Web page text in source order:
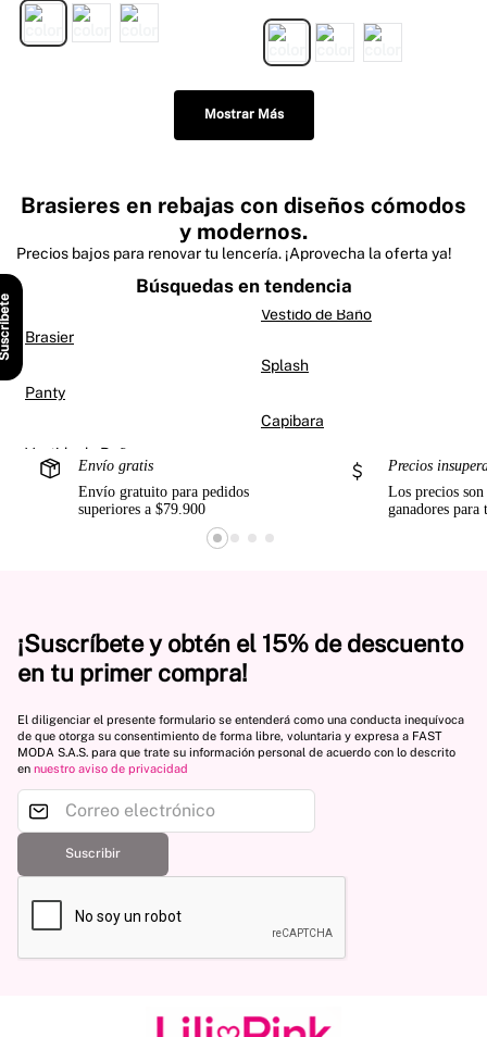
Mostrar Más
Brasieres en rebajas con diseños cómodos
y modernos.
Precios bajos para renovar tu lencería. ¡Aprovecha la oferta ya!
Búsquedas en tendencia
Brasier
Panty
Vestido de Baño
Splash
Capibara
Envío gratis
Envío gratuito para pedidos
superiores a $79.900
Precios
Los precios
ganadores para
¡Suscríbete y obtén el 15% de descuento
en tu primer compra!
El diligenciar el presente formulario se entenderá como una conducta inequívoca
de que otorga su consentimiento de forma libre, voluntaria y expresa a FAST
MODA S.A.S. para que trate su información personal de acuerdo con lo descrito
en nuestro aviso de privacidad
Suscribir